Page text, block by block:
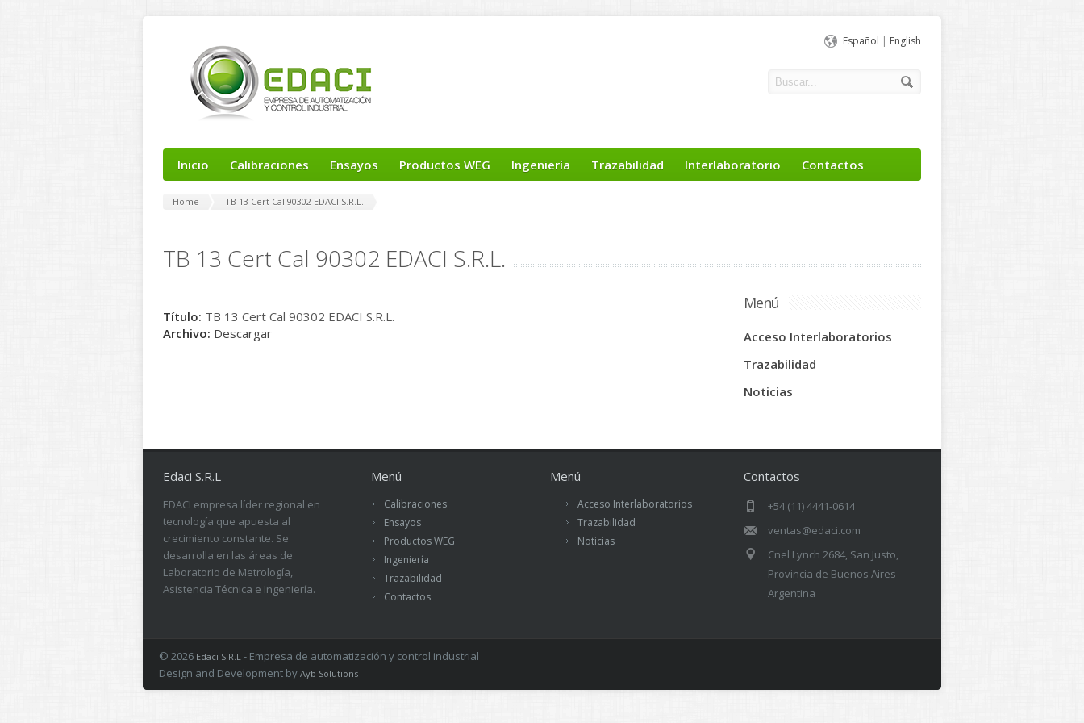
Español | English
Inicio Calibraciones Ensayos Productos WEG Ingeniería Trazabilidad Interlaboratorio Contactos
Home TB 13 Cert Cal 90302 EDACI S.R.L.
TB 13 Cert Cal 90302 EDACI S.R.L.
Título: TB 13 Cert Cal 90302 EDACI S.R.L.
Archivo: Descargar
Menú
Acceso Interlaboratorios
Trazabilidad
Noticias
Edaci S.R.L
EDACI empresa líder regional en
tecnología que apuesta al
crecimiento constante. Se
desarrolla en las áreas de
Laboratorio de Metrología,
Asistencia Técnica e Ingeniería.
Menú
Calibraciones
Ensayos
Productos WEG
Ingeniería
Trazabilidad
Contactos
Menú
Acceso Interlaboratorios
Trazabilidad
Noticias
Contactos
+54 (11) 4441-0614
ventas@edaci.com
Cnel Lynch 2684, San Justo,
Provincia de Buenos Aires -
Argentina
© 2026 Edaci S.R.L - Empresa de automatización y control industrial
Design and Development by Ayb Solutions